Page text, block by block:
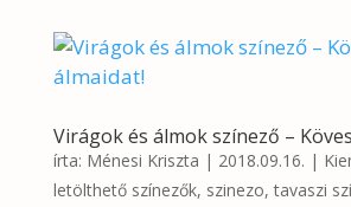
Virágok és álmok színező –
írta: Ménesi Kriszta | 2018.09.16. |
letölthető színezők, szinezo,tavaszi